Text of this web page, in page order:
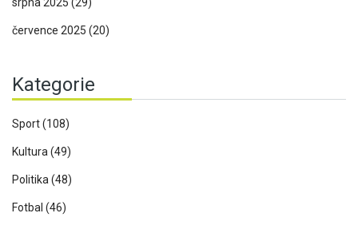
července 2025 (20)
Kategorie
Sport(108)
Kultura (49)
Politika (48)
Fotbal (46)